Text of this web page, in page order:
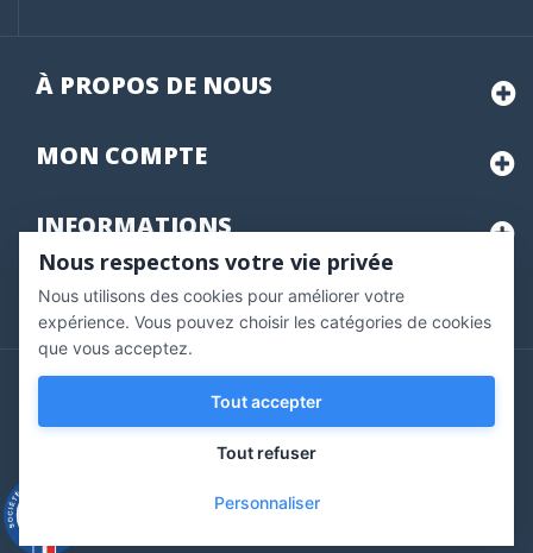
À PROPOS DE NOUS
MON COMPTE
INFORMATIONS
Marchand approuvé par la Société des Avis Garantis,
pour vérifier .
Copyright © 2020 Vernazobres Grego - tous droits
réservés.
Nous respectons votre vie privée
Nous utilisons des cookies pour améliorer votre
expérience. Vous pouvez choisir les catégories de cookies
que vous acceptez.
Tout accepter
Tout refuser
Personnaliser